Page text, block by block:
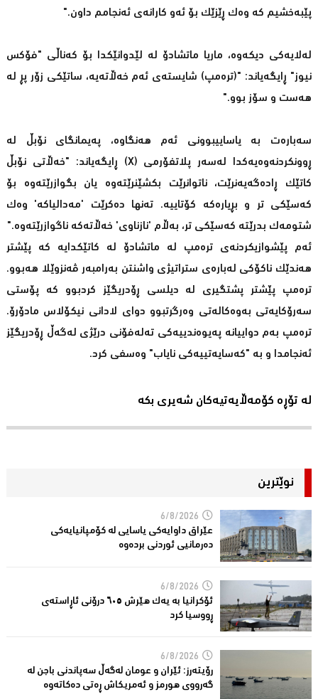
پێبەخشیم كە وەك ڕێزێك بۆ ئەو كارانەی ئەنجامم داون."
لەلایەكی دیكەوە، ماریا ماتشادۆ لە لێدوانێكدا بۆ كەناڵی "فۆكس
نیوز" ڕایگەیاند: "(ترەمپ) شایستەی ئەم خەڵاتەیە، ساتێكی زۆر پڕ لە
هەست و سۆز بوو."
سەبارەت بە یاساییبوونی ئەم هەنگاوە، پەیمانگای نۆبڵ لە
ڕوونكردنەوەیەكدا لەسەر پلاتفۆرمی (X) ڕایگەیاند: "خەڵاتی نۆبڵ
كاتێك ڕادەگەیەنرێت، ناتوانرێت بكشێنرێتەوە یان بگوازرێتەوە بۆ
كەسێكی تر و بڕیارەكە كۆتاییە. تەنها دەكرێت 'مەدالیاكە' وەك
شتومەك بدرێتە كەسێكی تر، بەڵام 'نازناوی' خەڵاتەكە ناگوازرێتەوە."
ئەم پێشوازیكردنەی ترەمپ لە ماتشادۆ لە كاتێكدایە كە پێشتر
هەندێك ناكۆكی لەبارەی ستراتیژی واشنتن بەرامبەر ڤەنزوێلا هەبوو.
ترەمپ پێشتر پشتگیری لە دیلسی ڕۆدریگێز كردبوو كە پۆستی
سەرۆكایەتی بەوەكالەتی وەرگرتبوو دوای لادانی نیكۆلاس مادۆرۆ.
ترەمپ بەم دواییانە پەیوەندییەكی تەلەفۆنی درێژی لەگەڵ ڕۆدریگێز
ئەنجامدا و بە "كەسایەتییەكی نایاب" وەسفی كرد.
لە تۆڕە کۆمەڵایەتیەکان شەیری بکە
نوێترین
6/8/2026
عێراق داوایەکی یاسایی لە کۆمپانیایه‌كی
دەرمانیى ئوردنی بردەوە
6/8/2026
ئۆکرانیا بە یەک هێرش ٦٠٥ درۆنی ئاڕاستەى
ڕووسیا کرد
6/8/2026
رۆیتەرز: ئێران و عومان لەگەڵ سەپاندنی باجن لە
گەرووی هورمز و ئەمریکاش ڕەتی دەکاتەوە